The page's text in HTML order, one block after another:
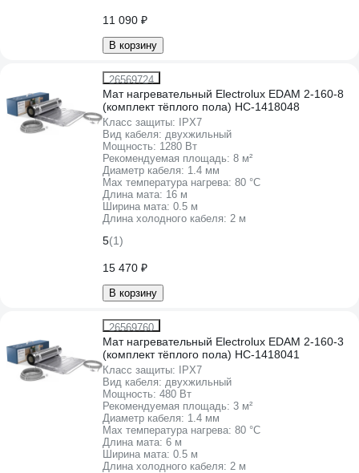
11 090 ₽
В корзину
26569724
Мат нагревательный Electrolux EDAM 2-160-8
(комплект тёплого пола) НС-1418048
Класс защиты:
IPХ7
Вид кабеля: двухжильный
Мощность: 1280 Вт
Рекомендуемая площадь: 8 м²
Диаметр кабеля: 1.4 мм
Max температура нагрева: 80 °С
Длина мата: 16 м
Ширина мата: 0.5 м
Длина холодного кабеля: 2 м
5(1)
15 470 ₽
В корзину
26569760
Мат нагревательный Electrolux EDAM 2-160-3
(комплект тёплого пола) НС-1418041
Класс защиты:
IPХ7
Вид кабеля: двухжильный
Мощность: 480 Вт
Рекомендуемая площадь: 3 м²
Диаметр кабеля: 1.4 мм
Max температура нагрева: 80 °С
Длина мата: 6 м
Ширина мата: 0.5 м
Длина холодного кабеля: 2 м